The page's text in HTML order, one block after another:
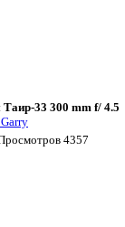
33 300 mm f/ 4.5
4357